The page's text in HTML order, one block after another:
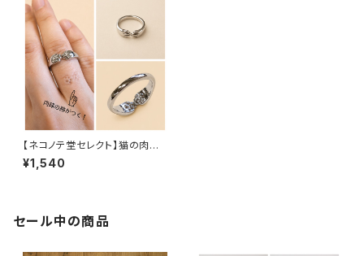
【ネコノテ堂セレクト】猫の肉球
の跡がつくリング 猫好きさん
のための指輪 オープンリング
¥1,540
セール中の商品